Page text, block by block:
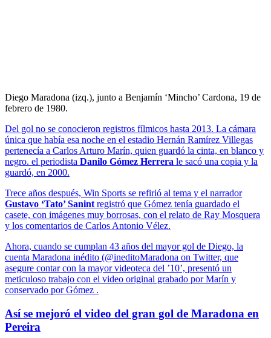
Diego Maradona (izq.), junto a Benjamín ‘Mincho’ Cardona, 19 de
febrero de 1980.
Del gol no se conocieron registros fílmicos hasta 2013. La cámara
única que había esa noche en el estadio Hernán Ramírez Villegas
pertenecía a Carlos Arturo Marín, quien guardó la cinta, en blanco y
negro. el periodista Danilo Gómez Herrera le sacó una copia y la
guardó, en 2000.
Trece años después, Win Sports se refirió al tema y el narrador
Gustavo ‘Tato’ Sanint registró que Gómez tenía guardado el
casete, con imágenes muy borrosas, con el relato de Ray Mosquera
y los comentarios de Carlos Antonio Vélez.
Ahora, cuando se cumplan 43 años del mayor gol de Diego, la
cuenta Maradona inédito (@ineditoMaradona on Twitter, que
asegure contar con la mayor videoteca del ’10’, presentó un
meticuloso trabajo con el video original grabado por Marín y
conservado por Gómez .
Así se mejoró el video del gran gol de Maradona en
Pereira